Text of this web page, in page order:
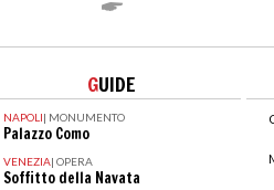
GUIDE
NAPOLI| MONUMENTO
Palazzo Como
VENEZIA| OPERA
Soffitto della Navata